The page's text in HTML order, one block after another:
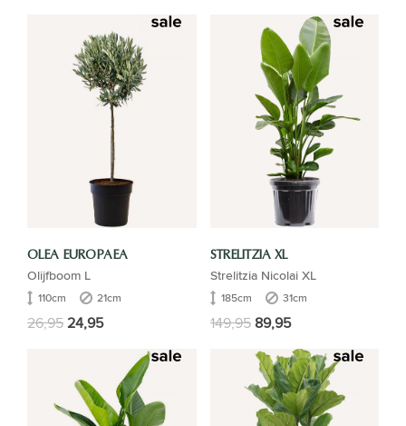
OLEA EUROPAEA
Olijfboom L
110cm 21cm
26,9524,95
STRELITZIA XL
Strelitzia Nicolai XL
185cm 31cm
149,95 89,95